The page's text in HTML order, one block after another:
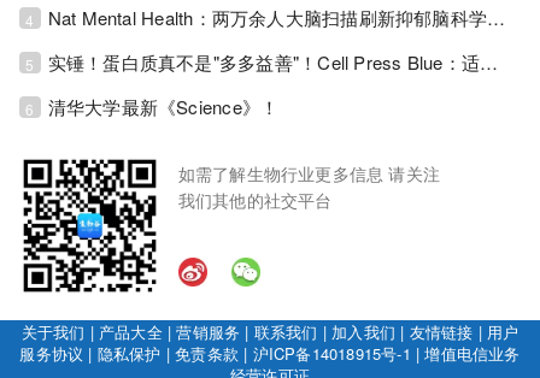
4 Nat Mental Health：两万余人大脑扫描刷新抑郁脑科学认知！抑郁不只是情绪病，视觉、运动脑区同步受损！
5 实锤！蛋白质真不是"多多益善"！Cell Press Blue：适度限蛋白，反而拉长健康寿命！
6 清华大学最新《Science》！
如需了解生物行业更多信息 请关注
我们其他的社交平台
关于我们 | 产品大全|营销服务 | 联系我们 | 加入我们 | 友情链接 | 用户
服务协议 | 隐私保护 |免责条款 | 沪ICP备14018915号-1 |增值电信业务